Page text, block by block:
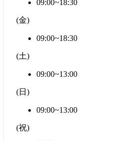
09:00~18:30
(金)
09:00~18:30
(土)
09:00~13:00
(日 )
09:00~13:00
(祝)